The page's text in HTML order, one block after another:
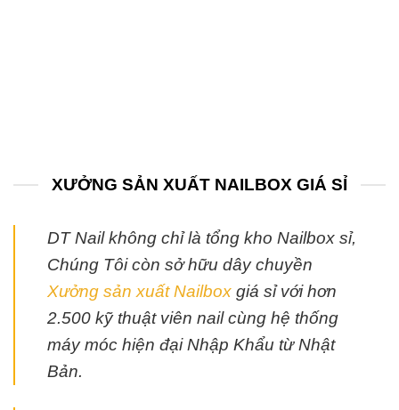
XƯỞNG SẢN XUẤT NAILBOX GIÁ SỈ
DT Nail không chỉ là tổng kho Nailbox sỉ,
Chúng Tôi còn sở hữu dây chuyền
Xưởng sản xuất Nailbox giá sỉ với hơn
2.500 kỹ thuật viên nail cùng hệ thống
máy móc hiện đại Nhập Khẩu từ Nhật
Bản.